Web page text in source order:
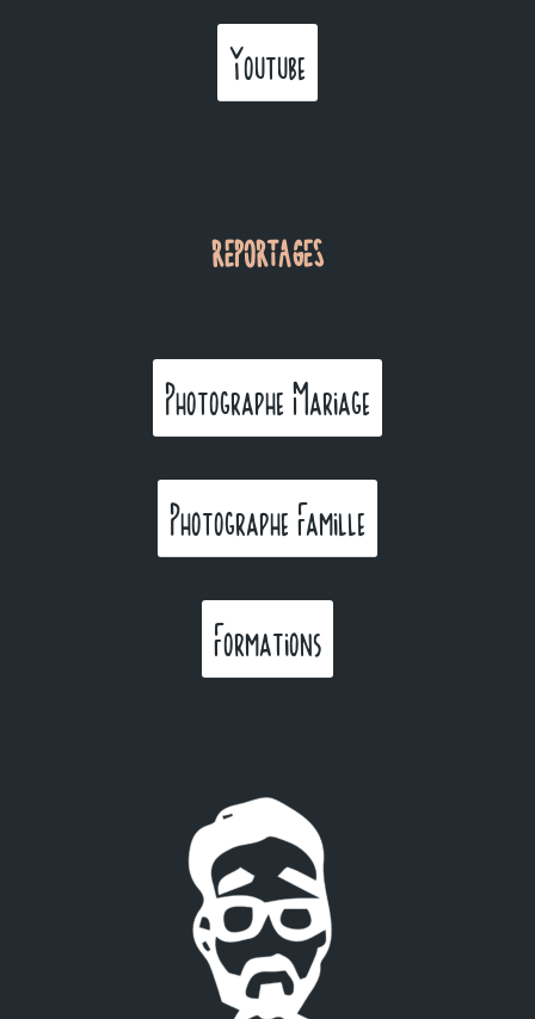
Youtube
REPORTAGES
Photographe Mariage
Photographe Famille
Formations